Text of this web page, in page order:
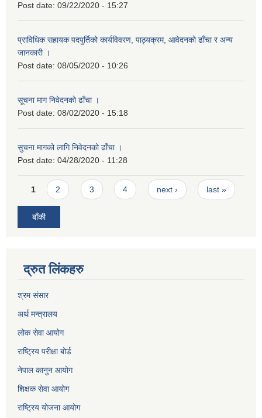
Post date: 09/22/2020 - 15:27
प्राविधिक सहायक पदपुर्तिको कार्यविवरण, पाठ्यक्रम, आवेदनको ढाँचा र अन्य
जानकारी ।
Post date: 08/05/2020 - 10:26
सूचना माग निवेदनको ढाँचा ।
Post date: 08/02/2020 - 15:18
सुचना मागको लागि निवेदनको ढाँचा ।
Post date: 04/28/2020 - 11:28
Pages
1 2 3 4 next › last »
बाँकी
द्रुत लिंकहरु
श्रम संसार
अर्थ मन्त्रालय
लोक सेवा आयोग
राष्ट्रिय परीक्षा बोर्ड
नेपाल कानुन आयोग
शिक्षक सेवा आयोग
राष्ट्रिय योजना आयोग